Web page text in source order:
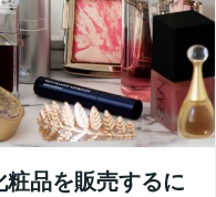
粧品を販売するに